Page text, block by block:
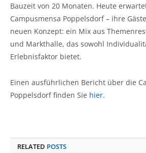
Bauzeit von 20 Monaten. Heute
Campusmensa Poppelsdorf – ihre
neuen Konzept: ein Mix aus
und Markthalle, das sowohl
Erlebnisfaktor bietet.
Einen ausführlichen Bericht über die
Poppelsdorf finden Sie hier.
RELATED POSTS